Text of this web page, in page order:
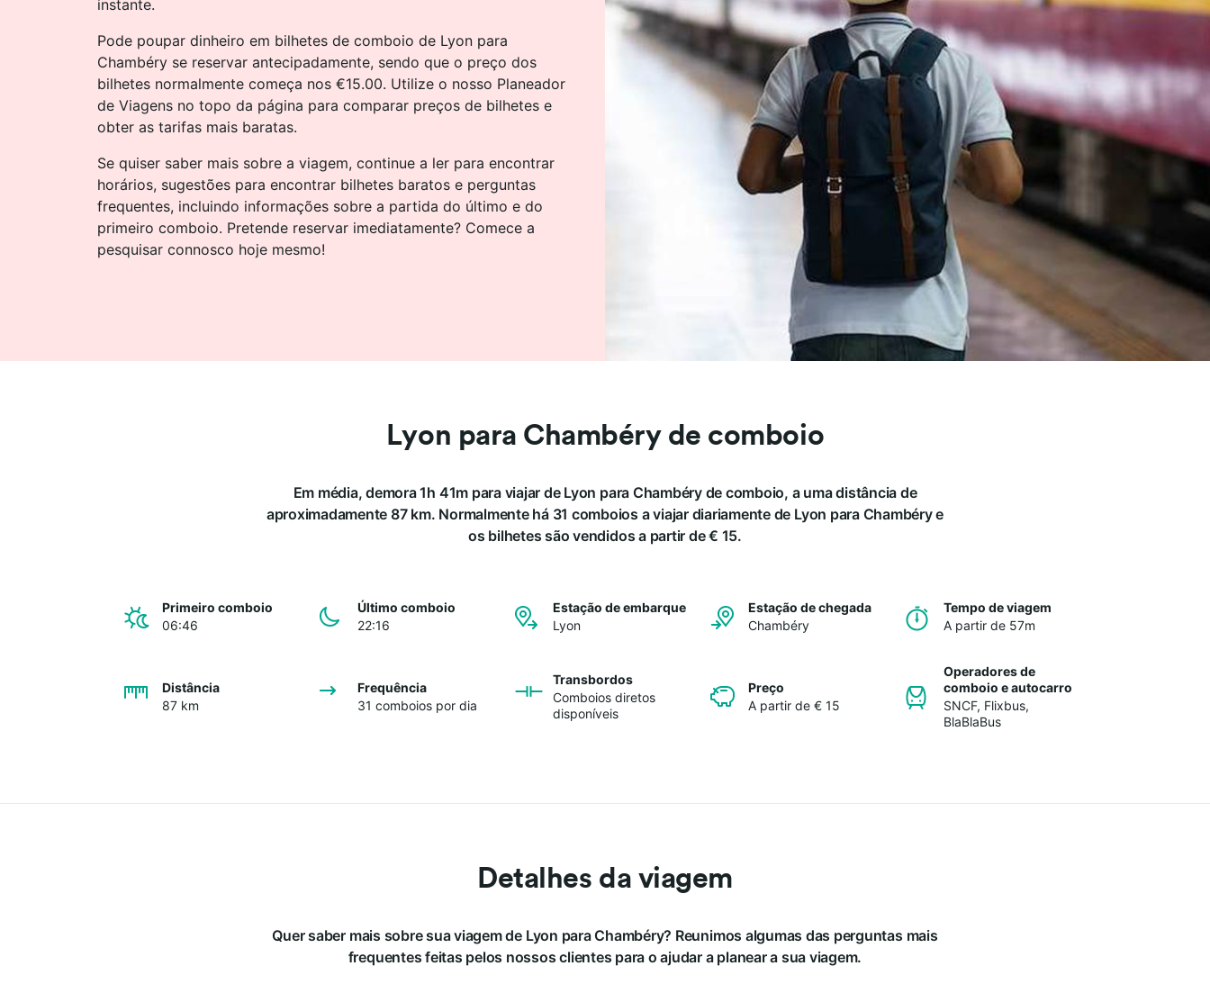
instante.
Pode poupar dinheiro em bilhetes de comboio de Lyon para
Chambéry se reservar antecipadamente, sendo que o preço dos
bilhetes normalmente começa nos €15.00. Utilize o nosso Planeador
de Viagens no topo da página para comparar preços de bilhetes e
obter as tarifas mais baratas.
Se quiser saber mais sobre a viagem, continue a ler para encontrar
horários, sugestões para encontrar bilhetes baratos e perguntas
frequentes, incluindo informações sobre a partida do último e do
primeiro comboio. Pretende reservar imediatamente? Comece a
pesquisar connosco hoje mesmo!
Lyon para Chambéry de comboio
Em média, demora 1h 41m para viajar de Lyon para Chambéry de comboio, a uma distância de
aproximadamente 87 km. Normalmente há 31 comboios a viajar diariamente de Lyon para Chambéry e
os bilhetes são vendidos a partir de € 15.
Primeiro comboio
06:46
Último comboio
22:16
Estação de embarque
Lyon
Estação de chegada
Chambéry
Tempo de viagem
A partir de 57m
Distância
87 km
Frequência
31 comboios por dia
Transbordos
Comboios diretos
disponíveis
Preço
A partir de € 15
Operadores de
comboio e autocarro
SNCF, Flixbus,
BlaBlaBus
Detalhes da viagem
Quer saber mais sobre sua viagem de Lyon para Chambéry? Reunimos algumas das perguntas mais
frequentes feitas pelos nossos clientes para o ajudar a planear a sua viagem.